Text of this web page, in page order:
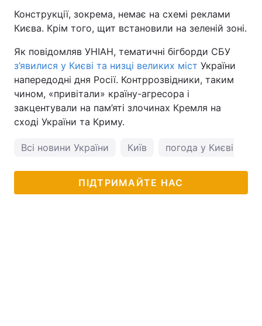
Конструкції, зокрема, немає на схемі реклами
Києва. Крім того, щит встановили на зеленій зоні.
Як повідомляв УНІАН, тематичні бігборди СБУ
з’явилися у Києві та низці великих міст України
напередодні дня Росії. Контррозвідники, таким
чином, «привітали» країну-агресора і
закцентували на пам’яті злочинах Кремля на
сході України та Криму.
Всі новини України Київ погода у Києві
ПІДТРИМАЙТЕ НАС